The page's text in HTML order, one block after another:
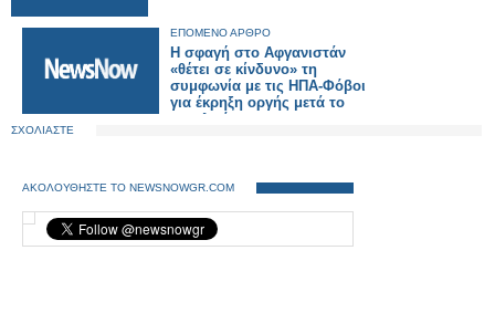
ΕΠΟΜΕΝΟ ΑΡΘΡΟ
H σφαγή στο Αφγανιστάν
«θέτει σε κίνδυνο» τη
συμφωνία με τις ΗΠΑ-Φόβοι
για έκρηξη οργής μετά το
μακελειό
ΣΧΟΛΙΑΣΤΕ
ΑΚΟΛΟΥΘΗΣΤΕ ΤΟ NEWSNOWGR.COM